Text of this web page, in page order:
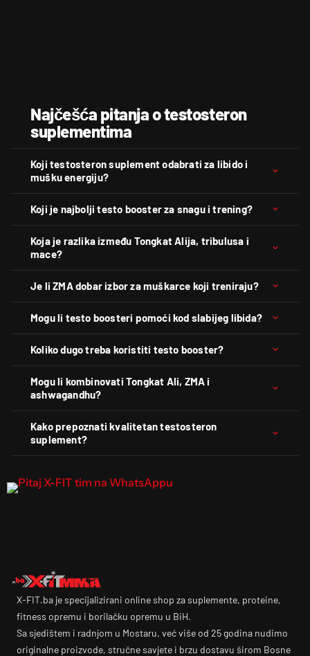
Najčešća pitanja o testosteron
suplementima
Koji testosteron suplement odabrati za libido i
mušku energiju?
Koji je najbolji testo booster za snagu i trening?
Koja je razlika između Tongkat Alija, tribulusa i
mace?
Je li ZMA dobar izbor za muškarce koji treniraju?
Mogu li testo boosteri pomoći kod slabijeg libida?
Koliko dugo treba koristiti testo booster?
Mogu li kombinovati Tongkat Ali, ZMA i
ashwagandhu?
Kako prepoznati kvalitetan testosteron
suplement?
X-FIT.ba je specijalizirani online shop za suplemente, proteine,
fitness opremu i borilačku opremu u BiH.
Sa sjedištem i radnjom u Mostaru, već više od 25 godina nudimo
originalne proizvode, stručne savjete i brzu dostavu širom Bosne